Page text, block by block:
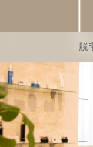
脱